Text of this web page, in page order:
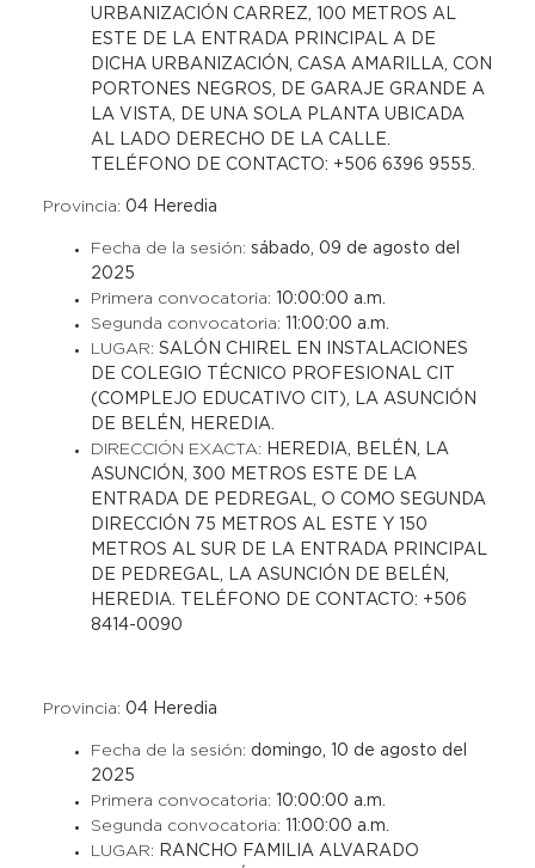
URBANIZACIÓN CARREZ, 100 METROS AL
ESTE DE LA ENTRADA PRINCIPAL A DE
DICHA URBANIZACIÓN, CASA AMARILLA, CON
PORTONES NEGROS, DE GARAJE GRANDE A
LA VISTA, DE UNA SOLA PLANTA UBICADA
AL LADO DERECHO DE LA CALLE.
TELÉFONO DE CONTACTO: +506 6396 9555.
Provincia: 04 Heredia
Fecha de la sesión: sábado, 09 de agosto del
2025
Primera convocatoria:
10:00:00 a.m.
Segunda convocatoria:
11:00:00 a.m.
LUGAR: SALÓN CHIREL EN INSTALACIONES
DE COLEGIO TÉCNICO PROFESIONAL CIT
(COMPLEJO EDUCATIVO CIT), LA ASUNCIÓN
DE BELÉN, HEREDIA.
DIRECCIÓN EXACTA:
HEREDIA, BELÉN, LA
ASUNCIÓN, 300 METROS ESTE DE LA
ENTRADA DE PEDREGAL, O COMO SEGUNDA
DIRECCIÓN 75 METROS AL ESTE Y 150
METROS AL SUR DE LA ENTRADA PRINCIPAL
DE PEDREGAL, LA ASUNCIÓN DE BELÉN,
HEREDIA. TELÉFONO DE CONTACTO: +506
8414-0090
Provincia: 04 Heredia
Fecha de la sesión: domingo, 10 de agosto del
2025
Primera convocatoria:
10:00:00 a.m.
Segunda convocatoria:
11:00:00 a.m.
LUGAR:
RANCHO FAMILIA ALVARADO